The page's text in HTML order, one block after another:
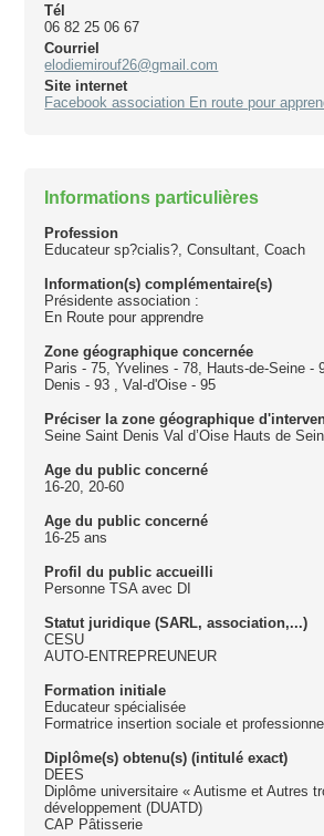
Tél
06 82 25 06 67
Courriel
elodiemirouf26@gmail.com
Site internet
Facebook association En route pour
Informations particulières
Profession
Educateur sp?cialis?, Consultant, Coach
Information(s) complémentaire(s)
Présidente association :
En Route pour apprendre
Zone géographique concernée
Paris - 75, Yvelines - 78, Hauts-de-Seine -
Denis - 93 , Val-d'Oise - 95
Préciser la zone géographique
Seine Saint Denis Val d’Oise Hauts de
Age du public concerné
16-20, 20-60
Age du public concerné
16-25 ans
Profil du public accueilli
Personne TSA avec DI
Statut juridique (SARL, association,...)
CESU
AUTO-ENTREPREUNEUR
Formation initiale
Educateur spécialisée
Formatrice insertion sociale et
Diplôme(s) obtenu(s) (intitulé exact)
DEES
Diplôme universitaire « Autisme et Autres
développement (DUATD)
CAP Pâtisserie